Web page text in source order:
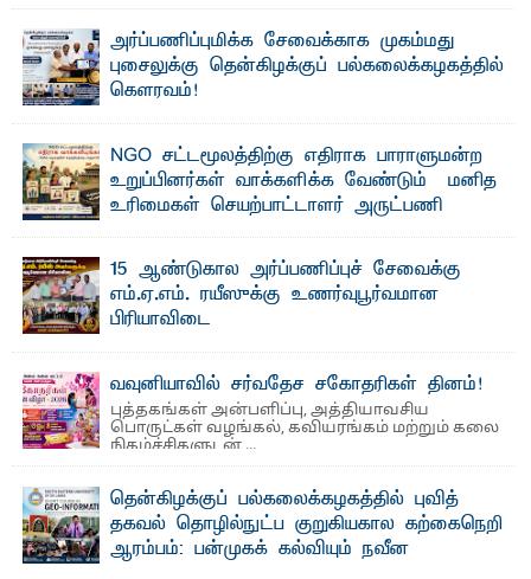
"ஒ ரு மாணவனின் அல்லது மாணவியின் கனவு என்னால்
கலைக்கப்படாது" என்ற உறுதியை ஒவ்வொரு மாணவரும் ...
அர்ப்பணிப்புமிக்க சேவைக்காக முகம்மது
புசைலுக்கு தென்கிழக்குப் பல்கலைக்கழகத்தில்
கௌரவம்!
NGO சட்டமூலத்திற்கு எதிராக பாராளுமன்ற
உறுப்பினர்கள் வாக்களிக்க வேண்டும் – மனித
உரிமைகள் செயற்பாட்டாளர் அருட்பணி
ஜே. எப். காமிலா பேகம்- இ லங்கை அரசாங்கம் அரசுசாரா
அமைப்புகள் (NGO) தொடர்பான புதிய சட்டமூலத்தை ...
15 ஆண்டுகால அர்ப்பணிப்புச் சேவைக்கு
எம்.ஏ.எம். ரயீஸுக்கு உணர்வுபூர்வமான
பிரியாவிடை
வவுனியாவில் சர்வதேச சகோதரிகள் தினம்!
புத்தகங்கள் அன்பளிப்பு, அத்தியாவசிய
பொருட்கள் வழங்கல், கவியரங்கம் மற்றும் கலை
நிகழ்ச்சிகளுடன் ...
தென்கிழக்குப் பல்கலைக்கழகத்தில் புவித்
தகவல் தொழில்நுட்ப குறுகியகால கற்கைநெறி
ஆரம்பம்: பன்முகக் கல்வியும் நவீன